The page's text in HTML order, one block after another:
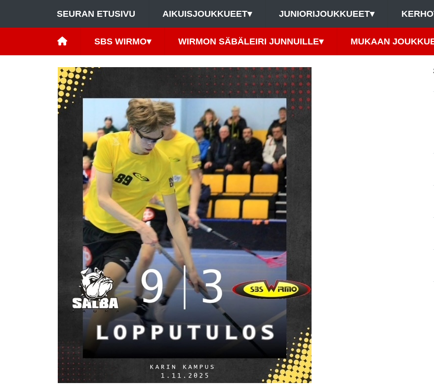
SEURAN ETUSIVU AIKUISJOUKKUEET▾ JUNIORIJOUKKUEET▾
SBS WIRMO▾ WIRMON SÄBÄLEIRI JUNNUILLE▾ MUKAAN